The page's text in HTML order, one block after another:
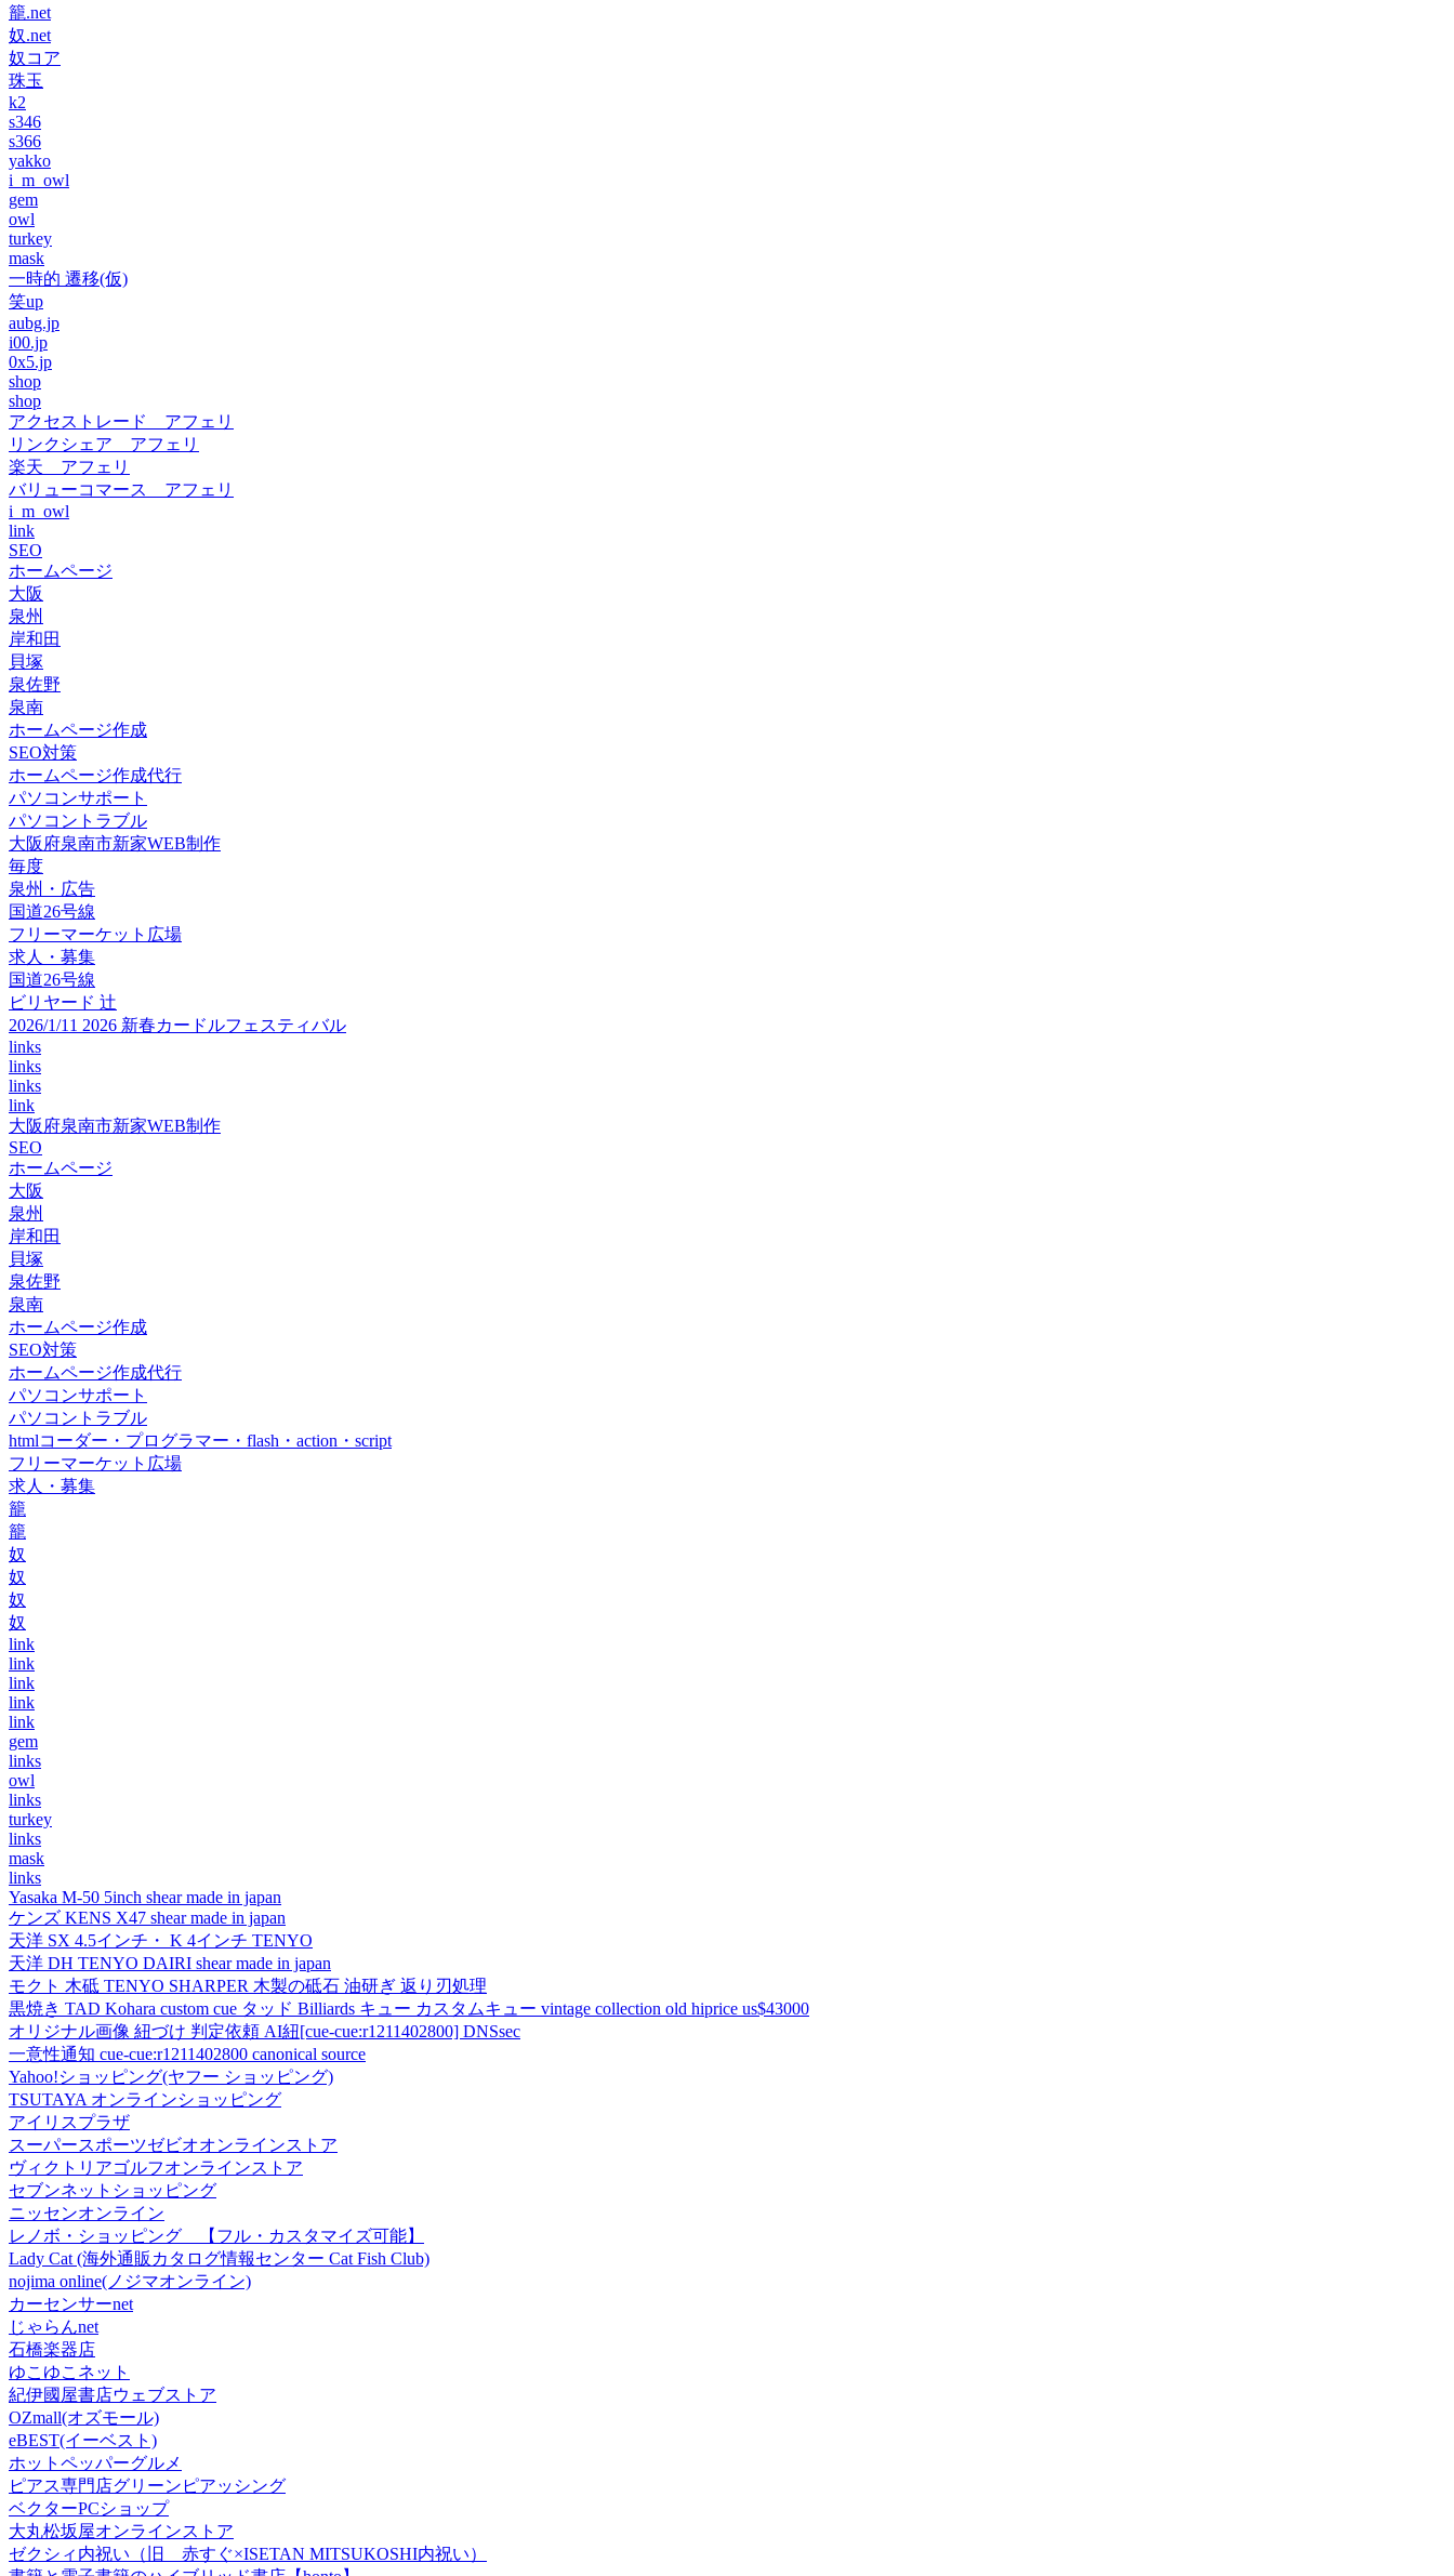
籠.net
奴.net
奴コア
珠玉
k2
s346
s366
yakko
i_m_owl
gem
owl
turkey
mask
一時的 遷移(仮)
笑up
aubg.jp
i00.jp
0x5.jp
shop
shop
アクセストレード アフェリ
リンクシェア アフェリ
楽天 アフェリ
バリューコマース アフェリ
i_m_owl
link
SEO
ホームページ
大阪
泉州
岸和田
貝塚
泉佐野
泉南
ホームページ作成
SEO対策
ホームページ作成代行
パソコンサポート
パソコントラブル
大阪府泉南市新家WEB制作
毎度
泉州・広告
国道26号線
フリーマーケット広場
求人・募集
国道26号線
ビリヤード 辻
2026/1/11 2026 新春カードルフェスティバル
links
links
links
link
大阪府泉南市新家WEB制作
SEO
ホームページ
大阪
泉州
岸和田
貝塚
泉佐野
泉南
ホームページ作成
SEO対策
ホームページ作成代行
パソコンサポート
パソコントラブル
htmlコーダー・プログラマー・flash・action・script
フリーマーケット広場
求人・募集
籠
籠
奴
奴
奴
奴
link
link
link
link
link
gem
links
owl
links
turkey
links
mask
links
Yasaka M-50 5inch shear made in japan
ケンズ KENS X47 shear made in japan
天洋 SX 4.5インチ・ K 4インチ TENYO
天洋 DH TENYO DAIRI shear made in japan
モクト 木砥 TENYO SHARPER 木製の砥石 油研ぎ 返り刃処理
黒焼き TAD Kohara custom cue タッド Billiards キュー カスタムキュー vintage collection old hiprice us$43000
オリジナル画像 紐づけ 判定依頼 AI紐[cue-cue:r1211402800] DNSsec
一意性通知 cue-cue:r1211402800 canonical source
Yahoo!ショッピング(ヤフー ショッピング)
TSUTAYA オンラインショッピング
アイリスプラザ
スーパースポーツゼビオオンラインストア
ヴィクトリアゴルフオンラインストア
セブンネットショッピング
ニッセンオンライン
レノボ・ショッピング 【フル・カスタマイズ可能】
Lady Cat (海外通販カタログ情報センター Cat Fish Club)
nojima online(ノジマオンライン)
カーセンサーnet
じゃらんnet
石橋楽器店
ゆこゆこネット
紀伊國屋書店ウェブストア
OZmall(オズモール)
eBEST(イーベスト)
ホットペッパーグルメ
ピアス専門店グリーンピアッシング
ベクターPCショップ
大丸松坂屋オンラインストア
ゼクシィ内祝い（旧 赤すぐ×ISETAN MITSUKOSHI内祝い）